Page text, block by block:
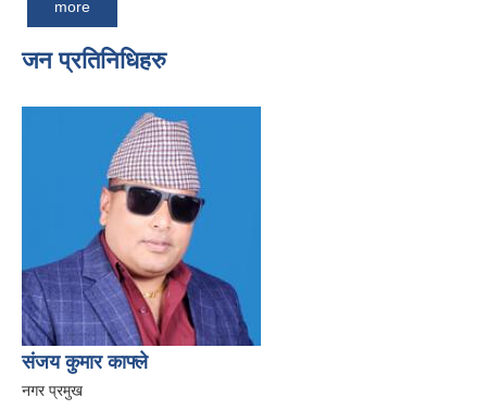
more
जन प्रतिनिधिहरु
संजय कुमार काफ्ले
नगर प्रमुख